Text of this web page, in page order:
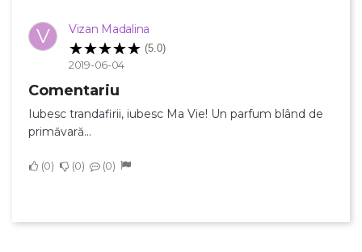
V Vizan Madalina
(5.0)
2019-06-04
Comentariu
Iubesc trandafirii, iubesc Ma Vie! Un parfum blând de
primăvară...
0 0 0